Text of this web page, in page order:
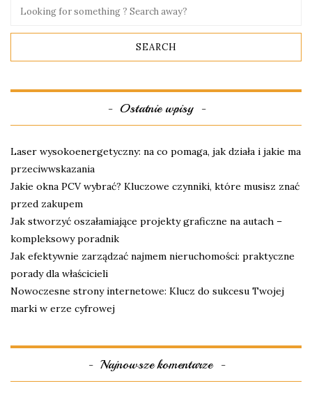
Ostatnie wpisy
Laser wysokoenergetyczny: na co pomaga, jak działa i jakie ma
przeciwwskazania
Jakie okna PCV wybrać? Kluczowe czynniki, które musisz znać
przed zakupem
Jak stworzyć oszałamiające projekty graficzne na autach –
kompleksowy poradnik
Jak efektywnie zarządzać najmem nieruchomości: praktyczne
porady dla właścicieli
Nowoczesne strony internetowe: Klucz do sukcesu Twojej
marki w erze cyfrowej
Najnowsze komentarze